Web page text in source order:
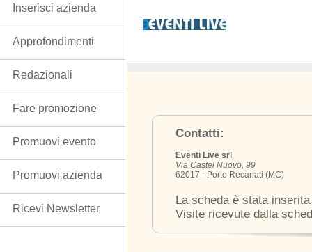
Contatti:
Eventi Live srl
Via Castel Nuovo, 99
62017 - Porto Recanati (MC)
La scheda è stata
Visite ricevute dalla
Inserisci azienda
Approfondimenti
Redazionali
Fare promozione
Promuovi evento
Promuovi azienda
Ricevi Newsletter